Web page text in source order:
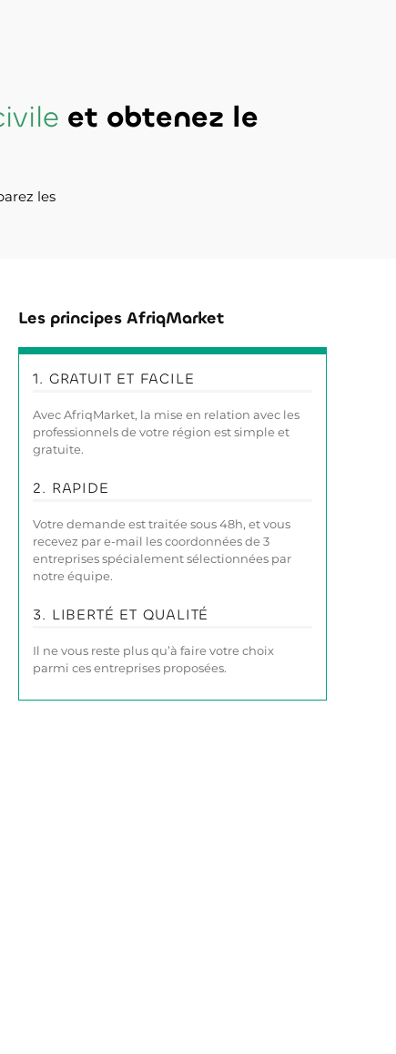
et obtenez le
les
Les principes AfriqMarket
1. GRATUIT ET FACILE
Avec AfriqMarket, la mise en relation avec les
professionnels de votre région est simple et
gratuite.
2. RAPIDE
Votre demande est traitée sous 48h, et vous
recevez par e-mail les coordonnées de 3
entreprises spécialement sélectionnées par
notre équipe.
3. LIBERTÉ ET QUALITÉ
Il ne vous reste plus qu’à faire votre choix
parmi ces entreprises proposées.